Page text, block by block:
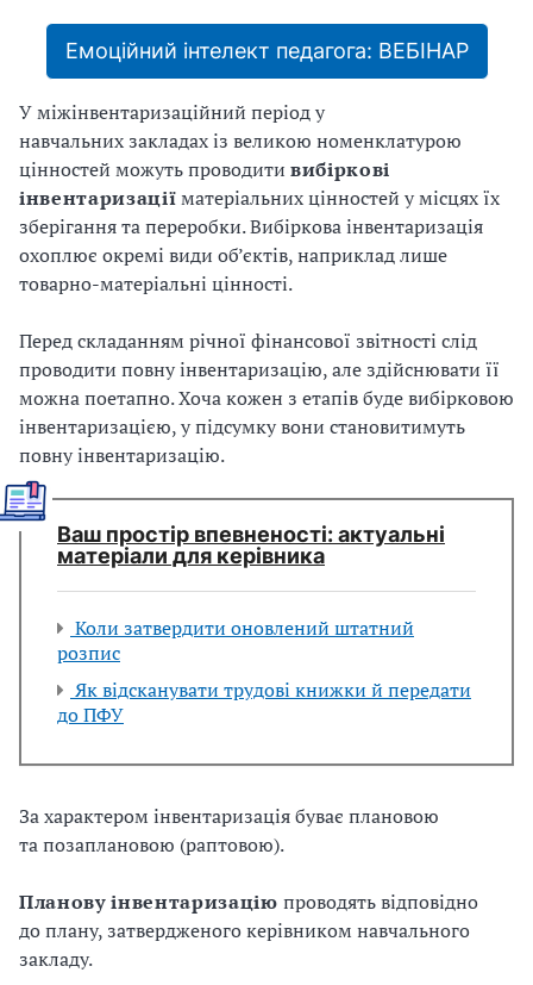
Емоційний інтелект педагога: ВЕБІНАР
У міжінвентаризаційний період у
навчальних закладах із великою номенклатурою
цінностей можуть проводити вибіркові
інвентаризаціїматеріальних цінностей у місцях їх
зберігання та переробки. Вибіркова інвентаризація
охоплює окремі види об’єктів, наприклад лише
товарно-матеріальні цінності.
Перед складанням річної фінансової звітності слід
проводити повну інвентаризацію, але здійснювати її
можна поетапно. Хоча кожен з етапів буде вибірковою
інвентаризацією, у підсумку вони становитимуть
повну інвентаризацію.
Ваш простір впевненості: актуальні
матеріали для керівника
Коли затвердити оновлений штатний
розпис
Як відсканувати трудові книжки й передати
до ПФУ
За характером інвентаризація буває плановою
та позаплановою (раптовою).
Планову інвентаризацію проводять відповідно
до плану, затвердженого керівником навчального
закладу.